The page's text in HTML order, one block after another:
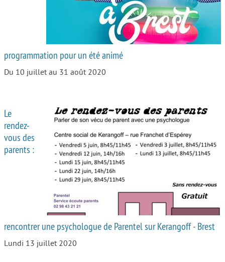
programmation pour un été animé
Du 10 juillet au 31 août 2020
Le
rendez-
vous des
parents :
rencontrer une psychologue de Parentel sur Kerangoff - Brest
Lundi 13 juillet 2020